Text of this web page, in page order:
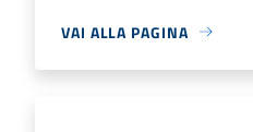
VAI ALLA PAGINA